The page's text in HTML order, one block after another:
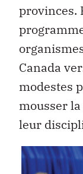
provinces.
Canada
modestes
mousser
leur